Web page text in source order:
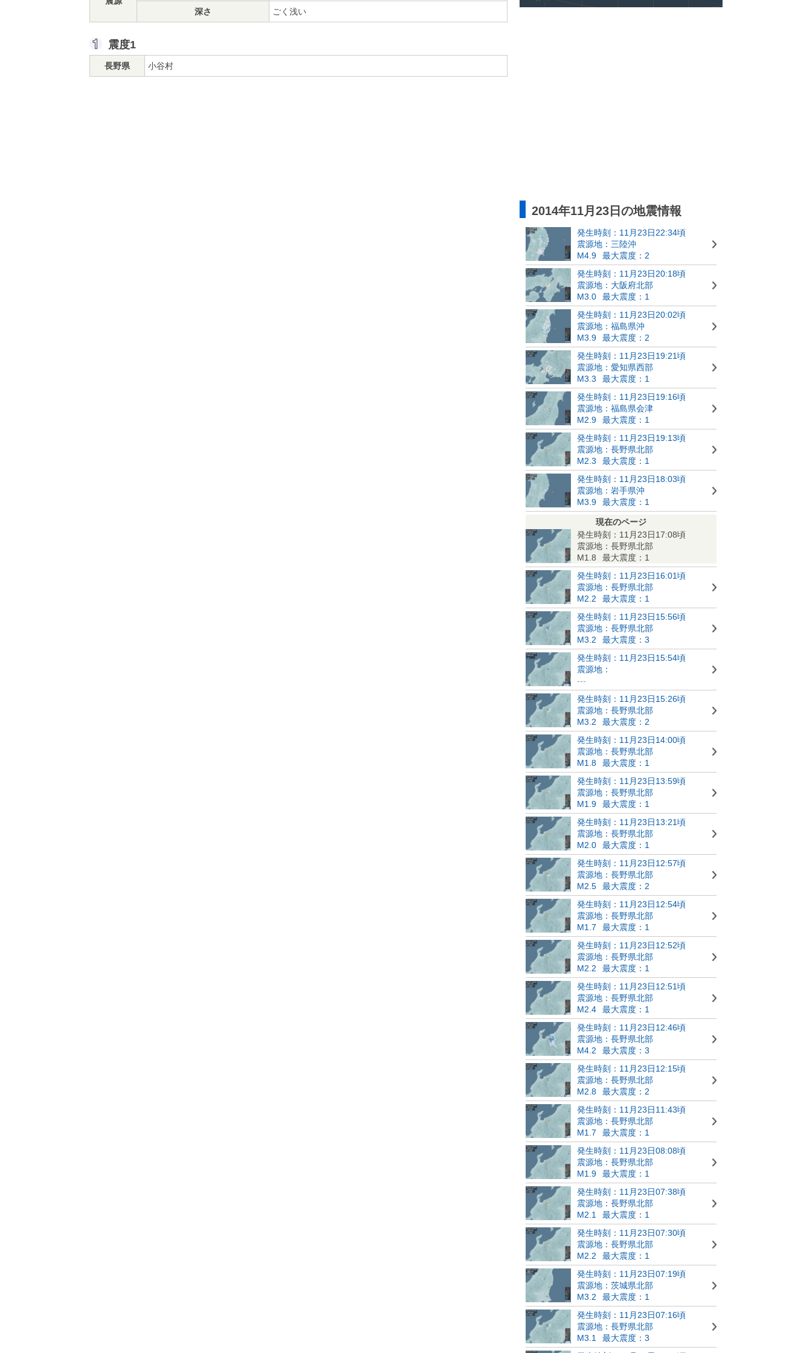
深さ
ごく浅い
震度1
長野県 小谷村
2014年11月23日の地震情報
発生時刻：11月23日22:34頃
震源地：三陸沖
M4.9
最大震度：2
発生時刻：11月23日20:18頃
震源地：大阪府北部
M3.0
最大震度：1
発生時刻：11月23日20:02頃
震源地：福島県沖
M3.9
最大震度：2
発生時刻：11月23日19:21頃
震源地：愛知県西部
M3.3
最大震度：1
発生時刻：11月23日19:16頃
震源地：福島県会津
M2.9
最大震度：1
発生時刻：11月23日19:13頃
震源地：長野県北部
M2.3
最大震度：1
発生時刻：11月23日18:03頃
震源地：岩手県沖
M3.9
最大震度：1
現在のページ
発生時刻：11月23日17:08頃
震源地：長野県北部
M1.8
最大震度：1
発生時刻：11月23日16:01頃
震源地：長野県北部
M2.2
最大震度：1
発生時刻：11月23日15:56頃
震源地：長野県北部
M3.2
最大震度：3
発生時刻：11月23日15:54頃
震源地：
---
発生時刻：11月23日15:26頃
震源地：長野県北部
M3.2
最大震度：2
発生時刻：11月23日14:00頃
震源地：長野県北部
M1.8
最大震度：1
発生時刻：11月23日13:59頃
震源地：長野県北部
M1.9
最大震度：1
発生時刻：11月23日13:21頃
震源地：長野県北部
M2.0
最大震度：1
発生時刻：11月23日12:57頃
震源地：長野県北部
M2.5
最大震度：2
発生時刻：11月23日12:54頃
震源地：長野県北部
M1.7
最大震度：1
発生時刻：11月23日12:52頃
震源地：長野県北部
M2.2
最大震度：1
発生時刻：11月23日12:51頃
震源地：長野県北部
M2.4
最大震度：1
発生時刻：11月23日12:46頃
震源地：長野県北部
M4.2
最大震度：3
発生時刻：11月23日12:15頃
震源地：長野県北部
M2.8
最大震度：2
発生時刻：11月23日11:43頃
震源地：長野県北部
M1.7
最大震度：1
発生時刻：11月23日08:08頃
震源地：長野県北部
M1.9
最大震度：1
発生時刻：11月23日07:38頃
震源地：長野県北部
M2.1
最大震度：1
発生時刻：11月23日07:30頃
震源地：長野県北部
M2.2
最大震度：1
発生時刻：11月23日07:19頃
震源地：茨城県北部
M3.2
最大震度：1
発生時刻：11月23日07:16頃
震源地：長野県北部
M3.1
最大震度：3